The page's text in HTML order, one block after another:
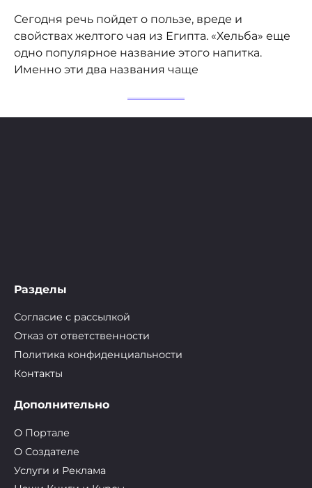
Сегодня речь пойдет о пользе, вреде и
свойствах желтого чая из Египта. «Хельба» еще
одно популярное название этого напитка.
Именно эти два названия чаще
Разделы
Согласие с рассылкой
Отказ от ответственности
Политика конфиденциальности
Контакты
Дополнительно
О Портале
О Cоздателе
Услуги и Реклама